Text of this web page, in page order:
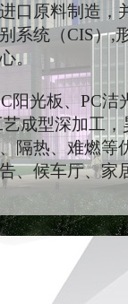
口原料制造，
系统（CIS）,
。
阳光板、PC洁
成型深加工
隔热、难燃等
、候车厅、家